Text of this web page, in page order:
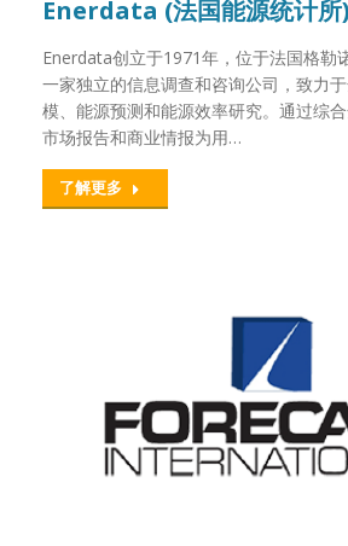
Enerdata (法国能源统计所)
Enerdata创立于1971年，位于法国格勒
一家独立的信息调查和咨询公司，致力
模、能源预测和能源效率研究。通过综合
市场报告和商业情报为用…
了解更多